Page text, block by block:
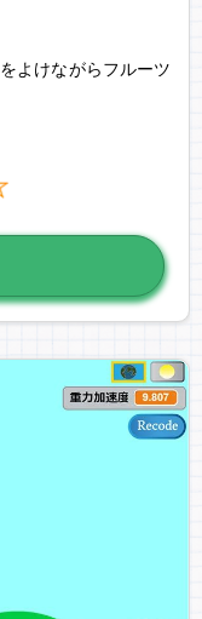
をよけながらフルーツ